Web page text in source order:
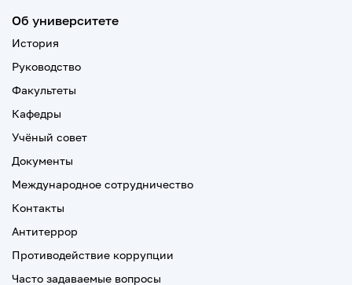
Об университете
История
Руководство
Факультеты
Кафедры
Учёный совет
Документы
Международное сотрудничество
Контакты
Антитеррор
Противодействие коррупции
Часто задаваемые вопросы